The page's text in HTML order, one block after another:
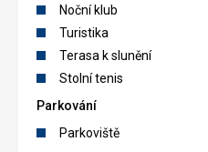
Noční klub
Turistika
Terasa k slunění
Stolní tenis
Parkování
Parkoviště